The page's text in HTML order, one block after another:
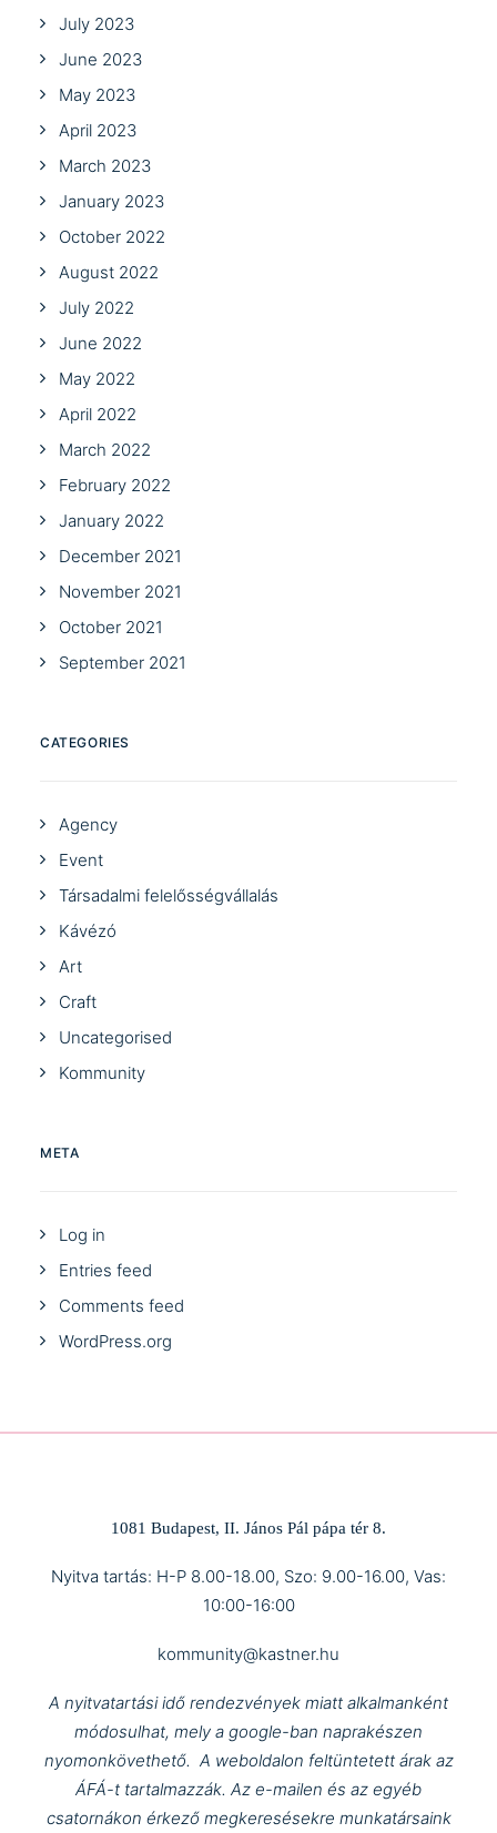
July 2023
June 2023
May 2023
April 2023
March 2023
January 2023
October 2022
August 2022
July 2022
June 2022
May 2022
April 2022
March 2022
February 2022
January 2022
December 2021
November 2021
October 2021
September 2021
CATEGORIES
Agency
Event
Társadalmi felelősségvállalás
Kávézó
Art
Craft
Uncategorised
Kommunity
META
Log in
Entries feed
Comments feed
WordPress.org
1081 Budapest, II. János Pál pápa tér 8.
Nyitva tartás: H-P 8.00-18.00, Szo: 9.00-16.00, Vas:
10:00-16:00
kommunity@kastner.hu
A nyitvatartási idő rendezvények miatt alkalmanként
módosulhat, mely a google-ban naprakészen
nyomonkövethető. A weboldalon feltüntetett árak az
ÁFÁ-t tartalmazzák. Az e-mailen és az egyéb
csatornákon érkező megkeresésekre munkatársaink